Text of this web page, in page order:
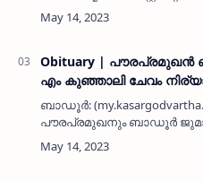
ഉദുമ കൊക്കാല്‍ നെല്ലിക്ക
പ്രഹ്ലാദ ചരിതം കഥകളി
Obituary | പൗരപ്രമുഖൻ
എം കുഞ്ഞാലി ചേവം
ബാഡൂർ:
പൗരപ്രമുഖനും ബാഡൂർ
പ്രസിഡണ്ടും സിപിഎം
കുഞ്ഞാലി ചേവം (75)